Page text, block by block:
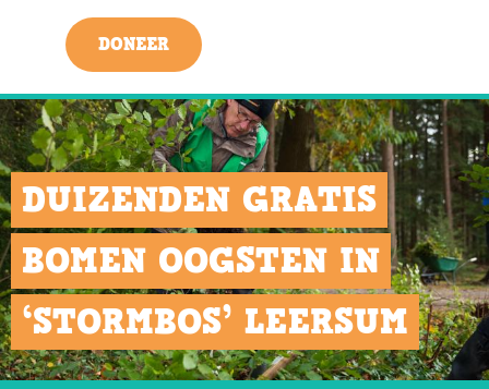
DONEER
DUIZENDEN GRATIS
BOMEN OOGSTEN IN
‘STORMBOS’ LEERSUM